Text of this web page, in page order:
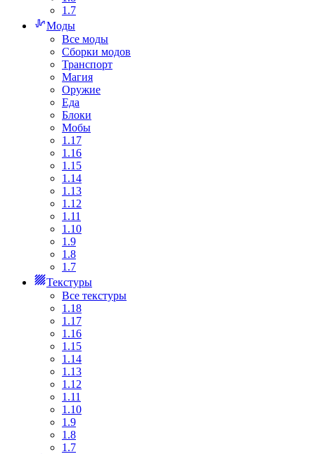
1.7
Моды
Все моды
Сборки модов
Транспорт
Магия
Оружие
Еда
Блоки
Мобы
1.17
1.16
1.15
1.14
1.13
1.12
1.11
1.10
1.9
1.8
1.7
Текстуры
Все текстуры
1.18
1.17
1.16
1.15
1.14
1.13
1.12
1.11
1.10
1.9
1.8
1.7